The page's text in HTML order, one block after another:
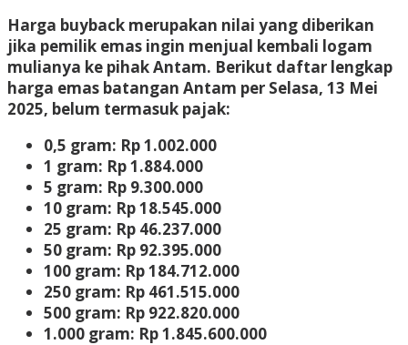
Harga buyback merupakan nilai yang diberikan
jika pemilik emas ingin menjual kembali logam
mulianya ke pihak Antam. Berikut daftar lengkap
harga emas batangan Antam per Selasa, 13 Mei
2025, belum termasuk pajak:
0,5 gram: Rp 1.002.000
1 gram: Rp 1.884.000
5 gram: Rp 9.300.000
10 gram: Rp 18.545.000
25 gram: Rp 46.237.000
50 gram: Rp 92.395.000
100 gram: Rp 184.712.000
250 gram: Rp 461.515.000
500 gram: Rp 922.820.000
1.000 gram: Rp 1.845.600.000